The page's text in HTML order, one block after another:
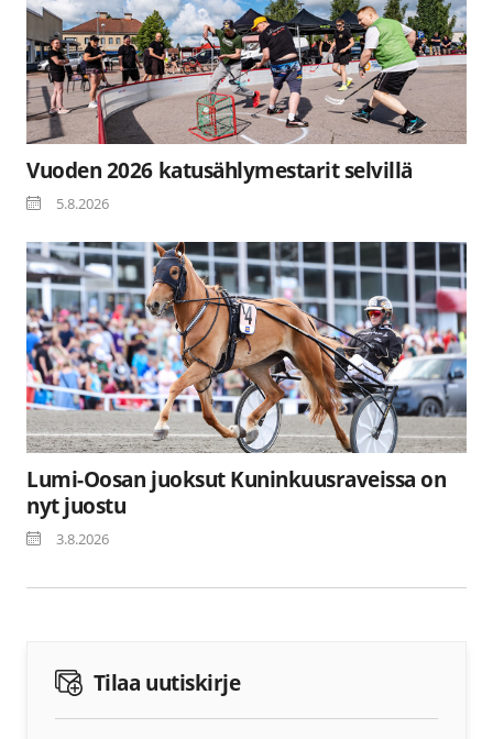
Vuoden 2026 katusählymestarit selvillä
5.8.2026
Lumi-Oosan juoksut Kuninkuusraveissa on
nyt juostu
3.8.2026
Tilaa uutiskirje